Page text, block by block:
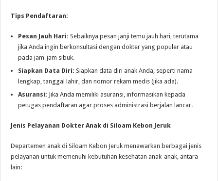
Tips Pendaftaran:
Pesan Jauh Hari: Sebaiknya pesan janji temu jauh hari, terutama
jika Anda ingin berkonsultasi dengan dokter yang populer atau
pada jam-jam sibuk.
Siapkan Data Diri: Siapkan data diri anak Anda, seperti nama
lengkap, tanggal lahir, dan nomor rekam medis (jika ada).
Asuransi: Jika Anda memiliki asuransi, informasikan kepada
petugas pendaftaran agar proses administrasi berjalan lancar.
Jenis Pelayanan Dokter Anak di Siloam Kebon Jeruk
Departemen anak di Siloam Kebon Jeruk menawarkan berbagai jenis
pelayanan untuk memenuhi kebutuhan kesehatan anak-anak, antara
lain: